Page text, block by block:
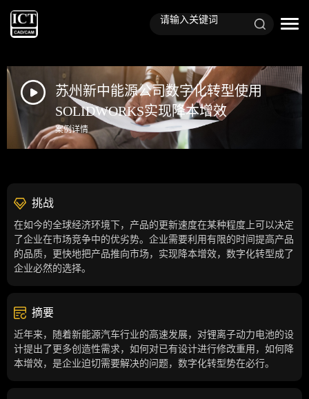
苏州新中能源公司数字化转型使用
SOLIDWORKS实现降本增效
案例详情
挑战
在如今的全球经济环境下，产品的更新速度在某种程度上可以决定
了企业在市场竞争中的优劣势。企业需要利用有限的时间提高产品
的品质，更快地把产品推向市场，实现降本增效，数字化转型成了
企业必然的选择。
摘要
近年来，随着新能源汽车行业的高速发展，对锂离子动力电池的设
计提出了更多创造性需求，如何对已有设计进行修改重用，如何降
本增效，是企业迫切需要解决的问题，数字化转型势在必行。